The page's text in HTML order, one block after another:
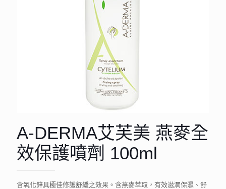
A-DERMA艾芙美 燕麥全
效保護噴劑 100ml
含氧化鋅具極佳修護舒緩之效果。含燕麥萃取，有效滋潤保濕、舒